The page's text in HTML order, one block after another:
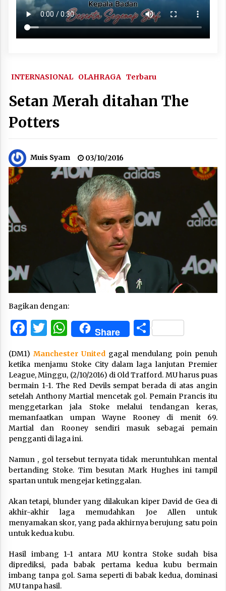
INTERNASIONAL OLAHRAGA Terbaru
Setan Merah ditahan The
Potters
Muis Syam 03/10/2016
Bagikan dengan:
Facebook
Twitter
WhatsApp
Share Share
(DM1) Manchester Unitedgagal mendulang poin penuh
ketika menjamu Stoke City dalam laga lanjutan Premier
League, Minggu, (2/10/2016) di Old Trafford. MU harus puas
bermain 1-1. The Red Devils sempat berada di atas angin
setelah Anthony Martial mencetak gol. Pemain Prancis itu
menggetarkan jala Stoke melalui tendangan keras,
memanfaatkan umpan Wayne Rooney di menit 69.
Martial dan Rooney sendiri masuk sebagai pemain
pengganti di laga ini.
Namun , gol tersebut ternyata tidak meruntuhkan mental
bertanding Stoke. Tim besutan Mark Hughes ini tampil
spartan untuk mengejar ketinggalan.
Akan tetapi, blunder yang dilakukan kiper David de Gea di
akhir-akhir laga memudahkan Joe Allen untuk
menyamakan skor, yang pada akhirnya berujung satu poin
untuk kedua kubu.
Hasil imbang 1-1 antara MU kontra Stoke sudah bisa
diprediksi, pada babak pertama kedua kubu bermain
imbang tanpa gol. Sama seperti di babak kedua, dominasi
MU tanpa hasil.